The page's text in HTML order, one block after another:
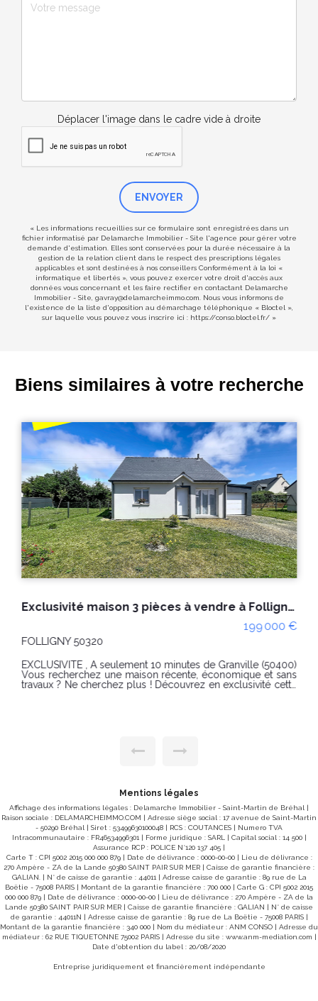
Déplacer l'image dans le cadre vide à droite
ENVOYER
« Les informations recueillies sur ce formulaire sont enregistrées dans un
fichier informatisé par Delamarche Immobilier - Site l'agence pour gérer votre
demande d'estimation. Elles sont conservées pour la durée nécessaire à la
gestion de la relation client dans le respect des prescriptions légales
applicables et sont destinées à nos conseillers Conformément à la loi «
informatique et libertés », vous pouvez exercer votre droit d'accès aux
données vous concernant et les faire rectifier en contactant Delamarche
Immobilier - Site, gavray@delamarcheimmo.com. Nous vous informons de
l'existence de la liste d'opposition au démarchage téléphonique « Bloctel »,
sur laquelle vous pouvez vous inscrire ici : https://conso.bloctel.fr/ »
Biens similaires à votre recherche
Exclusivité maison 3 pièces à vendre à Folligny (50320) avec garage et combles aménageables sur terrain d'env. 490m²
199 000 €
FOLLIGNY 50320
EXCLUSIVITÉ , À seulement 10 minutes de Granville (50400)
Vous recherchez une maison récente, économique et sans
travaux ? Ne cherchez plus ! Découvrez en exclusivité cette
récente (2022) Plain-pied Cuisine aménagée ouverte
Garage attenant Combles aménageables Terrain d'environ
490 m² PRIX : 199.000€ (honoraires charge vendeur), Réf
10725SC CLASSE ENERGIE : B (88) CLASSE CLIMAT : A(2),
Montant estimé des dépenses annuelles d'énergie pour un
usage standard entre 411€ et 557€ indexées aux années
2021, 2022 et 2023 (abonnement compris). "Les
informations sur les risques auxquels ce bien est exposé
sont disponibles sur le site Géorisques :
www.georisques.gouv.fr" Pour visiter contacter Samuel
COLLIBEAUX à l'agence d 'AVRANCHES 07 76 86 35 53 ou
02 33 91 40 43 Une belle opportunité à découvrir
rapidement !
Mentions légales
Affichage des informations légales : Delamarche Immobilier - Saint-Martin de Bréhal |
Raison sociale : DELAMARCHEIMMO.COM | Adresse siège social : 17 avenue de Saint-Martin
- 50290 Bréhal | Siret : 53499630100048 | RCS : COUTANCES | Numero TVA
Intracommunautaire : FR46534996301 | Forme juridique : SARL | Capital social : 14 500 |
Assurance RCP : POLICE N°120 137 405 |
Carte T : CPI 5002 2015 000 000 879 | Date de délivrance : 0000-00-00 | Lieu de délivrance :
270 Ampère - ZA de la Lande 50380 SAINT PAIR SUR MER | Caisse de garantie financière :
GALIAN. | N° de caisse de garantie : 44011 | Adresse caisse de garantie : 89 rue de La
Boëtie - 75008 PARIS | Montant de la garantie financière : 700 000 | Carte G : CPI 5002 2015
000 000 879 | Date de délivrance : 0000-00-00 | Lieu de délivrance : 270 Ampère - ZA de la
Lande 50380 SAINT PAIR SUR MER | Caisse de garantie financière : GALIAN | N° de caisse
de garantie : 44011N | Adresse caisse de garantie : 89 rue de La Boëtie - 75008 PARIS |
Montant de la garantie financière : 340 000 | Nom du médiateur : ANM CONSO | Adresse du
médiateur : 62 RUE TIQUETONNE 75002 PARIS | Adresse du site : www.anm-mediation.com |
Date d'obtention du label : 20/08/2020
Entreprise juridiquement et financièrement indépendante